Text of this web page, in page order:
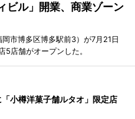
ビル」開業、商業ゾーン
市博多区博多駅前3）が7月21日
5店舗がオープンした。
小樽洋菓子舗ルタオ」限定店